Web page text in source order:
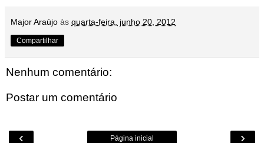
Major Araújo às quarta-feira, junho 20, 2012
Compartilhar
Nenhum comentário:
Postar um comentário
‹ ›
Página inicial